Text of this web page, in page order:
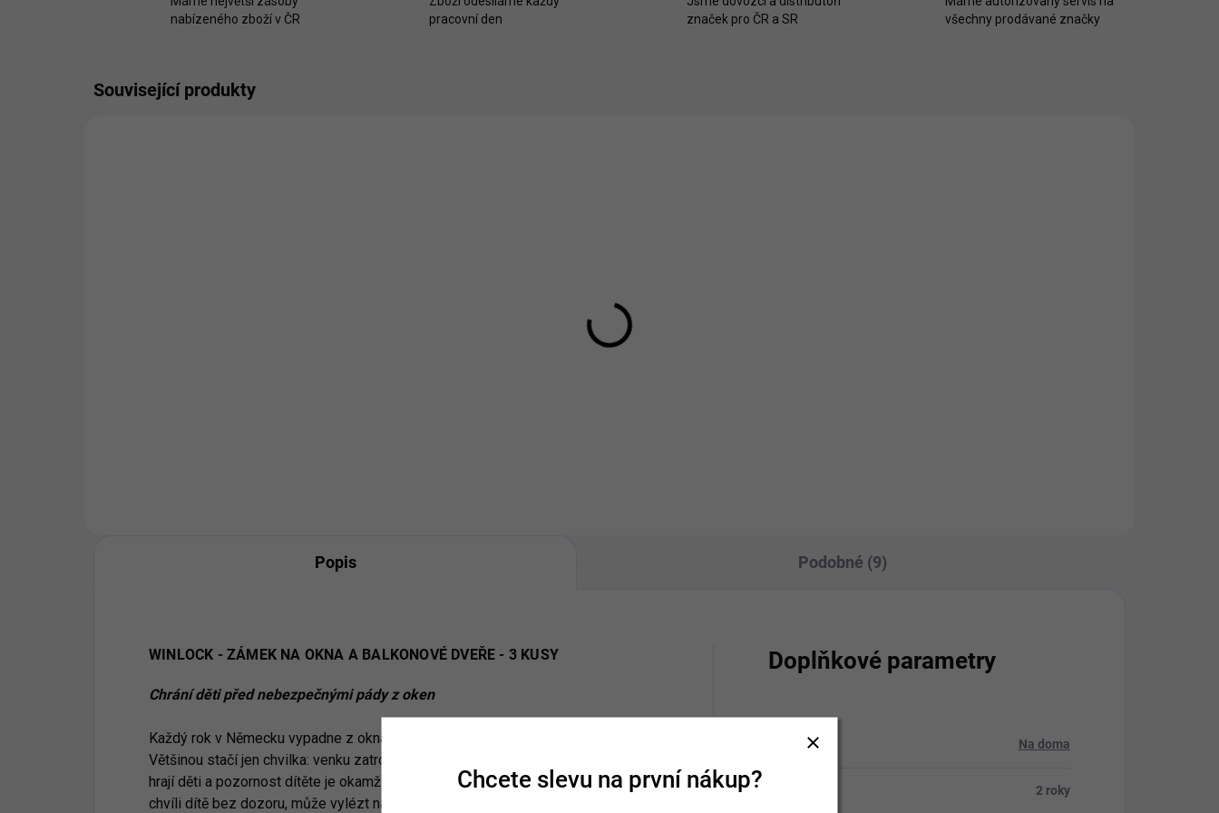
nabízeného zboží v ČR
pracovní den
značek pro ČR a SR
všechny prodávané značky
Související produkty
Popis Podobné (9)
WINLOCK - ZÁMEK NA OKNA A BALKONOVÉ DVEŘE - 3 KUSY
Chrání děti před nebezpečnými pády z oken
Každý rok v Německu vypadne z okna nebo spadne z balkónu téměř 50 dětí.
Většinou stačí jen chvilka: venku zatroubí vozidlo, zazpívají ptáci nebo si hlasitě
hrají děti a pozornost dítěte je okamžitě směřována ven. Pokud je na krátkou
chvíli dítě bez dozoru, může vylézt na parapet, otevřít okno a v nejhorším případě
Doplňkové parametry
Kategorie Na doma
2 roky
Chcete slevu na první nákup?